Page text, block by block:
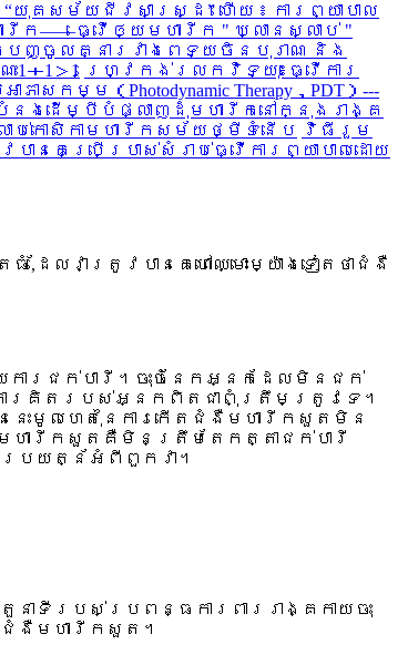
យុគសម័យជីវសាស្រ្ដ” ហើយ ៖ ការព្យាបាល
រីក——ធ្វើឲ្យមហារីក " ឃ្លានស្លាប់ "
បញ្ចូលគ្នារវាងពេទ្យចិនបុរាណ និង
1＞1 ហ្វ្រេកង់រលកវិទ្យុ៖ធ្វើការ
សកម្ម（Photodynamic Therapy，PDT）---
បំនងដើម្បីបំផ្លាញដុំមហារីកនៅក្នុងរាង្គ
ប់កោសិកាមហារីកសម័យថ្មីទំនើប
វិធីរួម
គេប្រើប្រាស់សំរាប់ធ្វើការព្យាបាលដោយ
លវាត្រូវបានគេហៅឈ្មោះម្យ៉ាងទៀតថាជំងឺ
យការជក់បារី។ចុះចំនែកអ្នកដែលមិនជក់
ះការគិតរបស់អ្នកពិតជាពុំត្រឹមត្រូវទេ។
មូលហេតុនៃការកើតជំងឺមហារីកសួតមិន
មហារីកសួតគឺមិនត្រឹមតែកត្តាជក់បារី
ងប្រយត្ន័អំពីពួកវា។
នាទីរបស់ប្រពន្ធការពាររាង្គកាយចុះ
ជំងឺមហារីកសួត។